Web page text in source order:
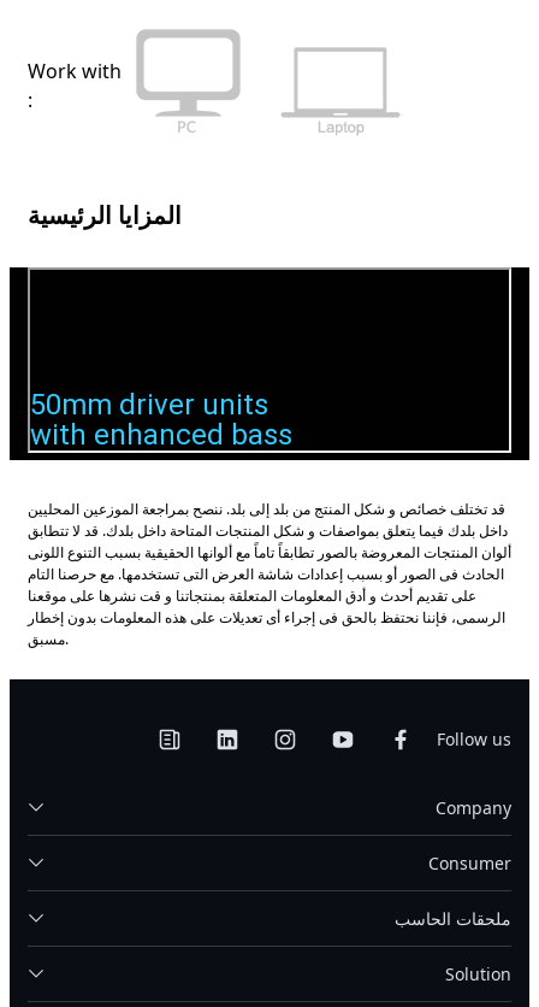
Work with
المزايا الرئيسية
قد تختلف خصائص و شكل المنتج من بلد إلى بلد. ننصح بمراجعة الموزعين المحليين
داخل بلدك فيما يتعلق بمواصفات و شكل المنتجات المتاحة داخل بلدك. قد لا تتطابق
ألوان المنتجات المعروضة بالصور تطابقاً تاماً مع ألوانها الحقيقية بسبب التنوع اللونى
الحادث فى الصور أو بسبب إعدادات شاشة العرض التى تستخدمها. مع حرصنا التام
على تقديم أحدث و أدق المعلومات المتعلقة بمنتجاتنا و قت نشرها على موقعنا
الرسمى، فإننا نحتفظ بالحق فى إجراء أى تعديلات على هذه المعلومات بدون إخطار
Follow us
Company
Consumer
ملحقات الحاسب
Solution